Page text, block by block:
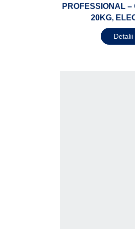
PROFESSIONAL –
20KG,
Detalii